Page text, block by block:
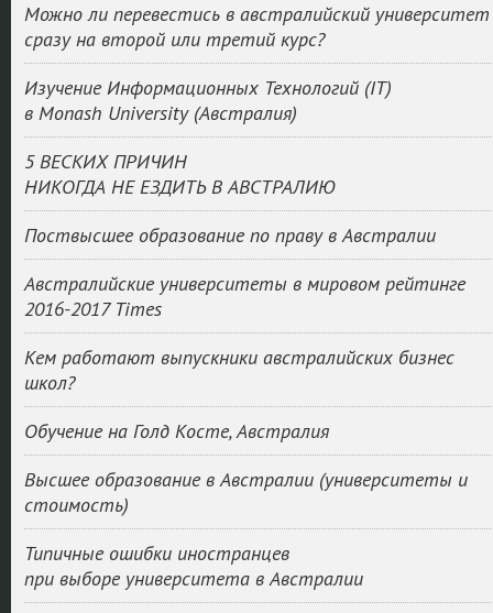
Можно ли перевестись в австралийский университет
сразу на второй или третий курс?
Изучение Информационных Технологий (IT)
в Monash University (Австралия)
5 ВЕСКИХ ПРИЧИН
НИКОГДА НЕ ЕЗДИТЬ В АВСТРАЛИЮ
Поствысшее образование по праву в Австралии
Австралийские университеты в мировом рейтинге
2016-2017 Times
Кем работают выпускники австралийских бизнес
школ?
Обучение на Голд Косте, Австралия
Высшее образование в Австралии (университеты и
стоимость)
Типичные ошибки иностранцев
при выборе университета в Австралии